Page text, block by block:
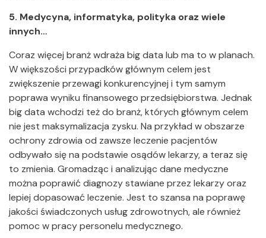
5. Medycyna, informatyka, polityka oraz wiele
innych…
Coraz więcej branż wdraża big data lub ma to w planach.
W większości przypadków głównym celem jest
zwiększenie przewagi konkurencyjnej i tym samym
poprawa wyniku finansowego przedsiębiorstwa. Jednak
big data wchodzi też do branż, których głównym celem
nie jest maksymalizacja zysku. Na przykład w obszarze
ochrony zdrowia od zawsze leczenie pacjentów
odbywało się na podstawie osądów lekarzy, a teraz się
to zmienia. Gromadząc i analizując dane medyczne
można poprawić diagnozy stawiane przez lekarzy oraz
lepiej dopasować leczenie. Jest to szansa na poprawę
jakości świadczonych usług zdrowotnych, ale również
pomoc w pracy personelu medycznego.